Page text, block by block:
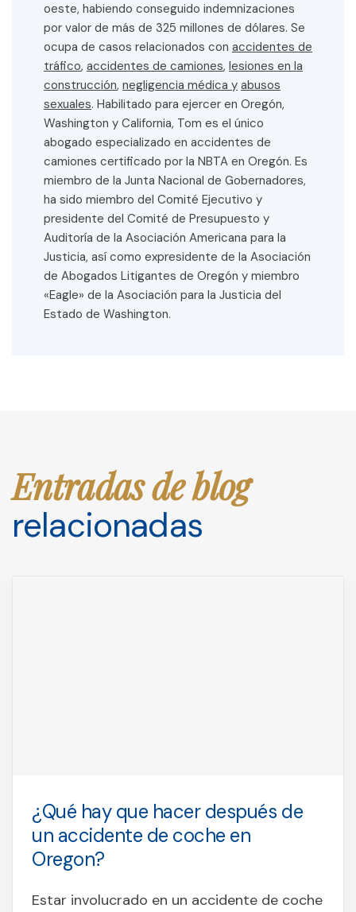
oeste, habiendo conseguido indemnizaciones
por valor de más de 325 millones de dólares. Se
ocupa de casos relacionados con accidentes de
tráfico, accidentes de camiones, lesiones en la
construcción, negligencia médica y abusos
sexuales. Habilitado para ejercer en Oregón,
Washington y California, Tom es el único
abogado especializado en accidentes de
camiones certificado por la NBTA en Oregón. Es
miembro de la Junta Nacional de Gobernadores,
ha sido miembro del Comité Ejecutivo y
presidente del Comité de Presupuesto y
Auditoría de la Asociación Americana para la
Justicia, así como expresidente de la Asociación
de Abogados Litigantes de Oregón y miembro
«Eagle» de la Asociación para la Justicia del
Estado de Washington.
Entradas de blog
relacionadas
¿Qué hay que hacer después de
un accidente de coche en
Oregon?
Estar involucrado en un accidente de coche